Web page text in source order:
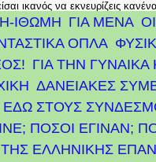
ικανός να εκνευρίζεις
ΙΘΩΜΗ ΓΙΑ ΜΕΝΑ
ΟΠΛΑ
ΓΙΑ ΤΗΝ ΓΥΝΑΙΚΑ
ΔΑΝΕΙΑΚΕΣ
ΕΔΩ ΣΤΟΥΣ
ΠΟΣΟΙ ΕΓΙΝΑΝ;
ΕΛΛΗΝΙΚΉΣ